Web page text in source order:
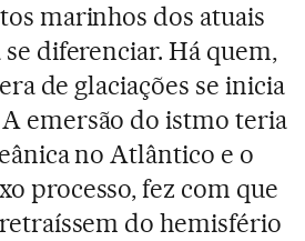
marinhos dos atuais
diferenciar. Há quem,
de glaciações se inicia
emersão do istmo teria
no Atlântico e o
processo, fez com que
do hemisfério